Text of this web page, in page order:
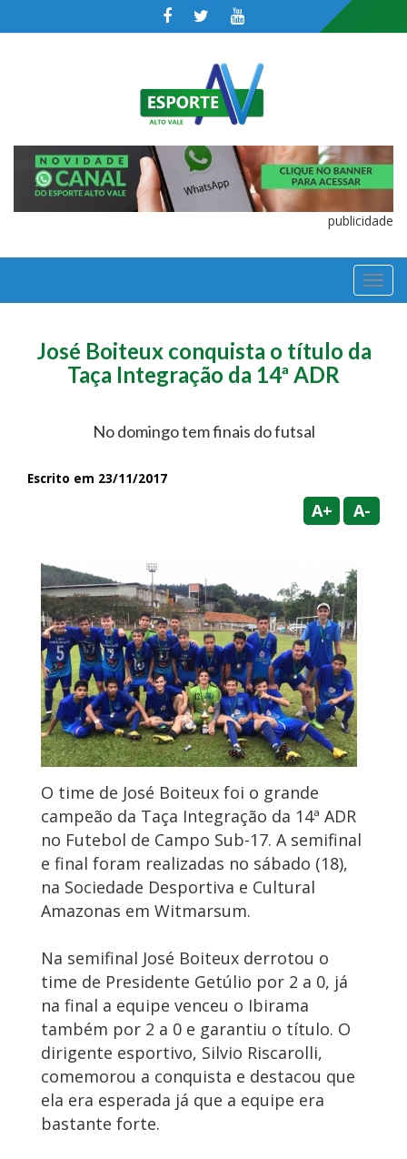
publicidade
José Boiteux conquista o título da
Taça Integração da 14ª ADR
No domingo tem finais do futsal
Escrito em 23/11/2017
A+ A-
O time de José Boiteux foi o grande
campeão da Taça Integração da 14ª ADR
no Futebol de Campo Sub-17. A semifinal
e final foram realizadas no sábado (18),
na Sociedade Desportiva e Cultural
Amazonas em Witmarsum.
Na semifinal José Boiteux derrotou o
time de Presidente Getúlio por 2 a 0, já
na final a equipe venceu o Ibirama
também por 2 a 0 e garantiu o título. O
dirigente esportivo, Silvio Riscarolli,
comemorou a conquista e destacou que
ela era esperada já que a equipe era
bastante forte.